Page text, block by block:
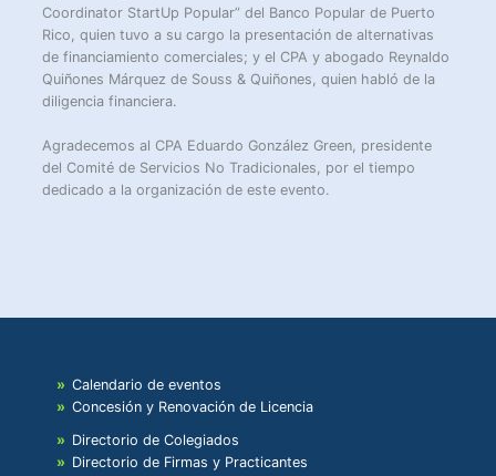
Coordinator StartUp Popular” del Banco Popular de Puerto
Rico, quien tuvo a su cargo la presentación de alternativas
de financiamiento comerciales; y el CPA y abogado Reynaldo
Quiñones Márquez de Souss & Quiñones, quien habló de la
diligencia financiera.
Agradecemos al CPA Eduardo González Green, presidente
del Comité de Servicios No Tradicionales, por el tiempo
dedicado a la organización de este evento.
Calendario de eventos
Concesión y Renovación de Licencia
Directorio de Colegiados
Directorio de Firmas y Practicantes